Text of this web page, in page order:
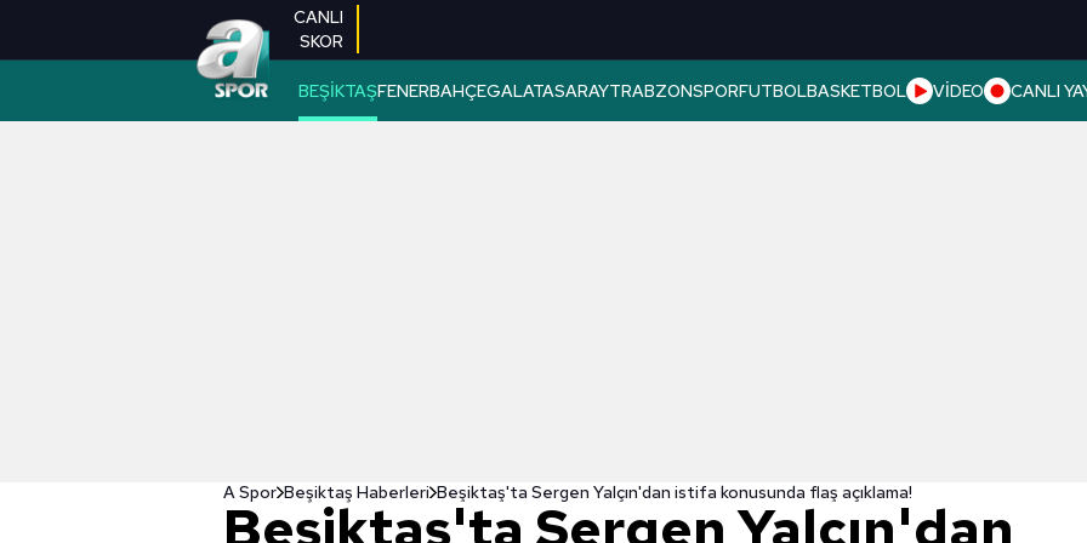
CANLI
SKOR
BEŞİKTAŞFENERBAHÇEGALATASARAYTRABZONSPORFUTBOLBASKETBOL VİDEO CANLI
A Spor Beşiktaş Haberleri Beşiktaş'ta Sergen Yalçın'dan istifa konusunda flaş açıklama!
Beşiktaş'ta Sergen Yalçın'dan